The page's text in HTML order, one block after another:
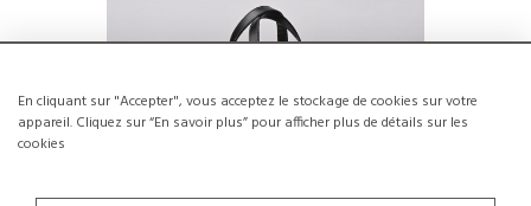
En cliquant sur "Accepter", vous acceptez le stockage de cookies sur votre
appareil. Cliquez sur “En savoir plus” pour afficher plus de détails sur les
cookies